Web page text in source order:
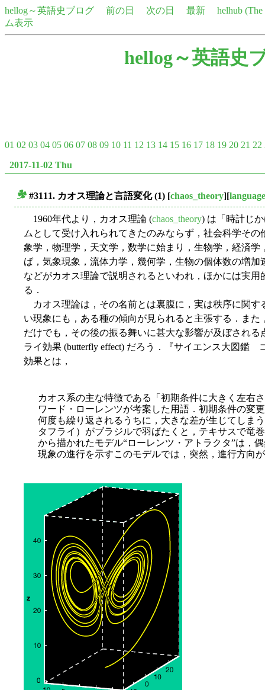
hellog～英語史ブログ 前の日 次の日 最新
helhub
ム表示
hellog～英語史
01 02 03 04 05 06 07 08 09 10 11 12 13 14 15 16 17 18 19 20 21 22
2017-11-02 Thu
#3111. カオス理論と言語変化 (1) [chaos_theory][
1960年代より，カオス理論 (chaos_theory) は「時計じ
ムとして受け入れられてきたのみならず，社会科学そ
象学，物理学，天文学，数学に始まり，生物学，経済
ば，気象現象，流体力学，幾何学，生物の個体数の増
などがカオス理論で説明されるといわれ，ほかには実
る．
カオス理論は，その名前とは裏腹に，実は秩序に関す
い現象にも，ある種の傾向が見られると主張する．ま
だけでも，その後の振る舞いに甚大な影響が及ぼされ
ライ効果 (butterfly effect) だろう．『サイエンス大図鑑
効果とは，
カオス系の主な特徴である「初期条件に大きく左右
ワード・ローレンツが考案した用語．初期条件の変
何度も繰り返されるうちに，大きな差が生じてしま
タフライ）がブラジルで羽ばたくと，テキサスで竜
から描かれたモデル“ローレンツ・アトラクタ”は，
現象の進行を示すこのモデルでは，突然，進行方向